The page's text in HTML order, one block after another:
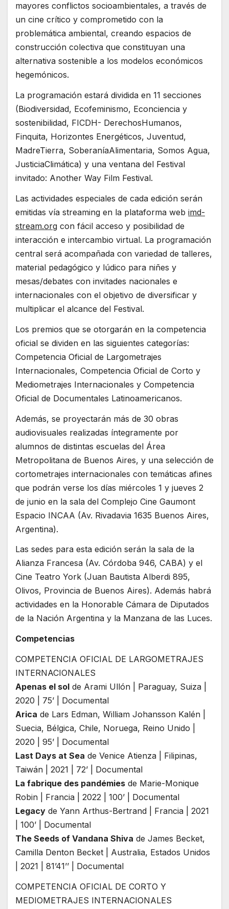
mayores conflictos socioambientales, a través de
un cine crítico y comprometido con la
problemática ambiental, creando espacios de
construcción colectiva que constituyan una
alternativa sostenible a los modelos económicos
hegemónicos.
La programación estará dividida en 11 secciones
(Biodiversidad, Ecofeminismo, Econciencia y
sostenibilidad, FICDH- DerechosHumanos,
Finquita, Horizontes Energéticos, Juventud,
MadreTierra, SoberaníaAlimentaria, Somos Agua,
JusticiaClimática) y una ventana del Festival
invitado: Another Way Film Festival.
Las actividades especiales de cada edición serán
emitidas vía streaming en la plataforma web imd-
stream.org con fácil acceso y posibilidad de
interacción e intercambio virtual. La programación
central será acompañada con variedad de talleres,
material pedagógico y lúdico para niñes y
mesas/debates con invitades nacionales e
internacionales con el objetivo de diversificar y
multiplicar el alcance del Festival.
Los premios que se otorgarán en la competencia
oficial se dividen en las siguientes categorías:
Competencia Oficial de Largometrajes
Internacionales, Competencia Oficial de Corto y
Mediometrajes Internacionales y Competencia
Oficial de Documentales Latinoamericanos.
Además, se proyectarán más de 30 obras
audiovisuales realizadas íntegramente por
alumnos de distintas escuelas del Área
Metropolitana de Buenos Aires, y una selección de
cortometrajes internacionales con temáticas afines
que podrán verse los días miércoles 1 y jueves 2
de junio en la sala del Complejo Cine Gaumont
Espacio INCAA (Av. Rivadavia 1635 Buenos Aires,
Argentina).
Las sedes para esta edición serán la sala de la
Alianza Francesa (Av. Córdoba 946, CABA) y el
Cine Teatro York (Juan Bautista Alberdi 895,
Olivos, Provincia de Buenos Aires). Además habrá
actividades en la Honorable Cámara de Diputados
de la Nación Argentina y la Manzana de las Luces.
Competencias
COMPETENCIA OFICIAL DE LARGOMETRAJES
INTERNACIONALES
Apenas el sol de Arami Ullón | Paraguay, Suiza |
2020 | 75’ | Documental
Arica de Lars Edman, William Johansson Kalén |
Suecia, Bélgica, Chile, Noruega, Reino Unido |
2020 | 95’ | Documental
Last Days at Sea de Venice Atienza | Filipinas,
Taiwán | 2021 | 72’ | Documental
La fabrique des pandémies de Marie-Monique
Robin | Francia | 2022 | 100’ | Documental
Legacy de Yann Arthus-Bertrand | Francia | 2021
| 100’ | Documental
The Seeds of Vandana Shiva de James Becket,
Camilla Denton Becket | Australia, Estados Unidos
| 2021 | 81’41’’ | Documental
COMPETENCIA OFICIAL DE CORTO Y
MEDIOMETRAJES INTERNACIONALES